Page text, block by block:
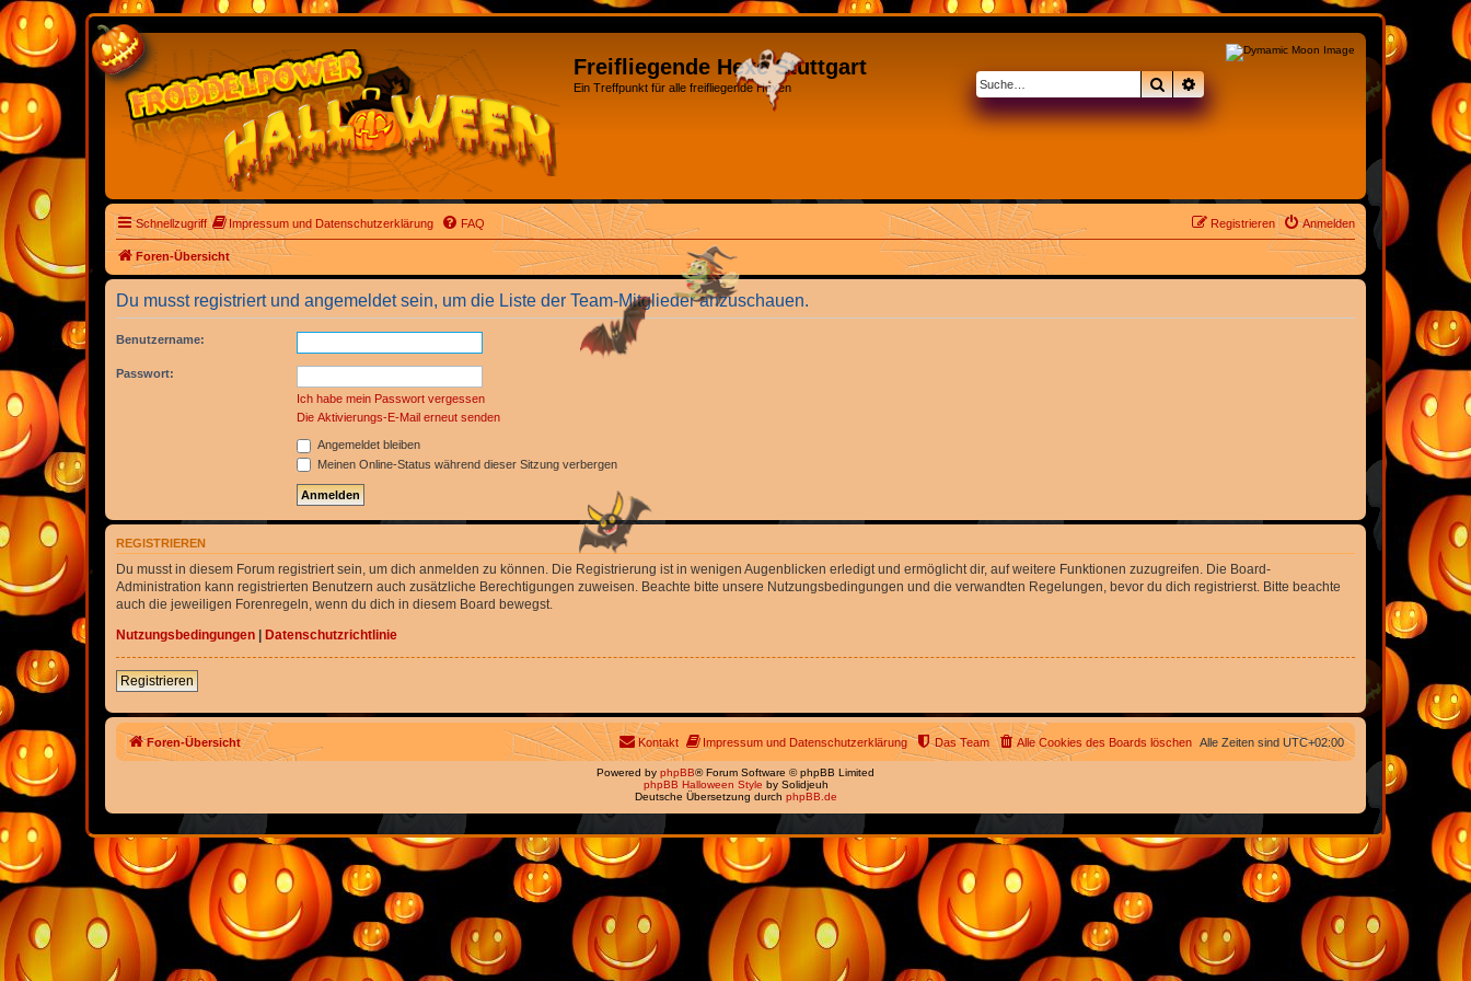
Freifliegende Hexe Stuttgart
Ein Treffpunkt für alle freifliegende Hexen SucheErweiterte Suche
Schnellzugriff Impressum und Datenschutzerklärung FAQ Anmelden
Registrieren
Foren-Übersicht
Du musst registriert und angemeldet sein, um die Liste der Team-Mitglieder anzuschauen.
Benutzername:
Passwort:
Ich habe mein Passwort vergessen
Die Aktivierungs-E-Mail erneut senden
Angemeldet bleiben
Meinen Online-Status während dieser Sitzung verbergen
REGISTRIEREN
Du musst in diesem Forum registriert sein, um dich anmelden zu können. Die Registrierung ist in wenigen Augenblicken erledigt und ermöglicht dir, auf weitere Funktionen zuzugreifen. Die Board-
Administration kann registrierten Benutzern auch zusätzliche Berechtigungen zuweisen. Beachte bitte unsere Nutzungsbedingungen und die verwandten Regelungen, bevor du dich registrierst. Bitte beachte
auch die jeweiligen Forenregeln, wenn du dich in diesem Board bewegst.
Nutzungsbedingungen | Datenschutzrichtlinie
Registrieren
Foren-Übersicht Alle Zeiten sind UTC+02:00
Alle Cookies des Boards löschen
Das Team
Impressum und Datenschutzerklärung
Kontakt
Powered by phpBB® Forum Software © phpBB Limited
phpBB Halloween Style by Solidjeuh
Deutsche Übersetzung durch phpBB.de